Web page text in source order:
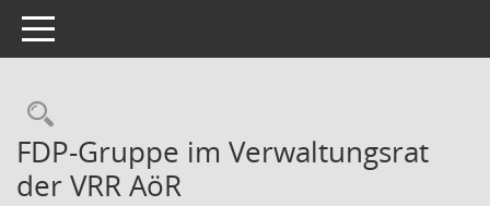
Toggle navigation
Rechercheauswahl
FDP-Gruppe im Verwaltungsrat
der VRR AöR